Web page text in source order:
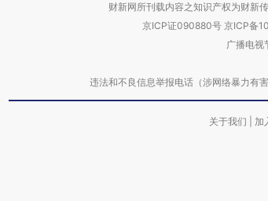
财新网所刊载内容之知识产权为财新
京ICP证090880号 京ICP备
广播电视
违法和不良信息举报电话（涉网络暴力
关于我们 加